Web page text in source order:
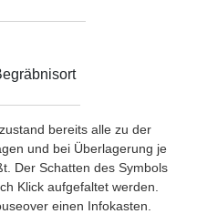
bereits alle zu der
und bei Überlagerung je
Der Schatten des Symbols
Klick aufgefaltet werden.
einen Infokasten.